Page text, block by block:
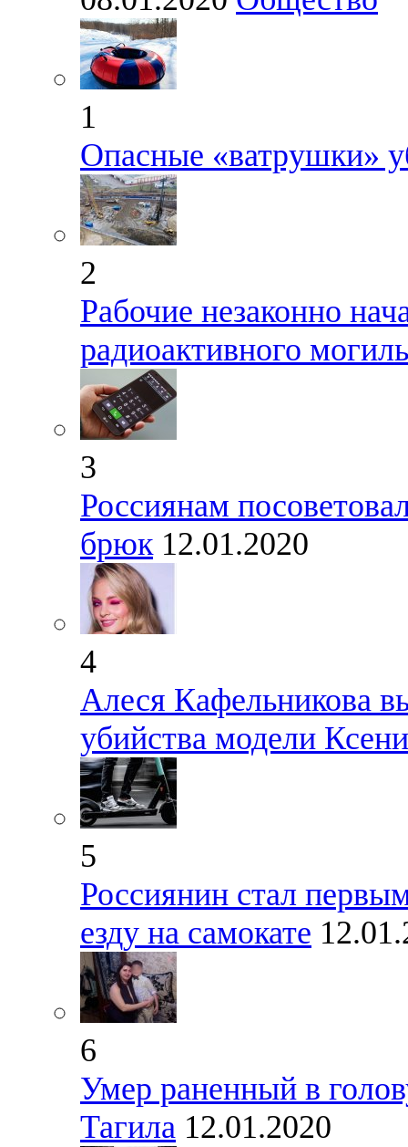
1
Опасные «ватрушки»
2
Рабочие незаконно
радиоактивного
3
Россиянам
брюк 12.01.2020
4
Алеся Кафельникова
убийства модели
5
Россиянин стал
езду на самокате
6
Умер раненный в
Тагила 12.01.2020